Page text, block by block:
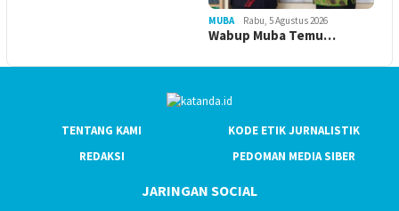
MUBA Rabu, 5 Agustus 2026
Wabup Muba Temu…
TENTANG KAMI
KODE ETIK JURNALISTIK
REDAKSI
PEDOMAN MEDIA SIBER
JARINGAN SOCIAL